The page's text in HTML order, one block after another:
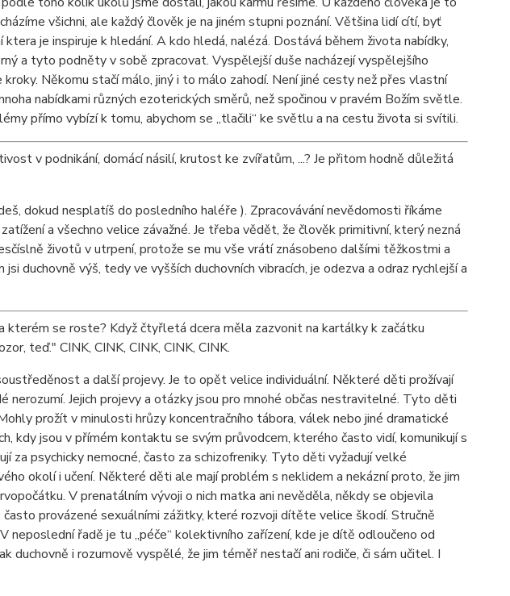
všichni, ale každý člověk je na jiném stupni poznání. Většina lidí cítí, byť
je inspiruje k hledání. A kdo hledá, nalézá. Dostává během života nabídky,
a tyto podněty v sobě zpracovat. Vyspělejší duše nacházejí vyspělejšího
Někomu stačí málo, jiný i to málo zahodí. Není jiné cesty než přes vlastní
nabídkami různých ezoterických směrů, než spočinou v pravém Božím světle.
přímo vybízí k tomu, abychom se „tlačili“ ke světlu a na cestu života si svítili.
v podnikání, domácí násilí, krutost ke zvířatům, ...? Je přitom hodně důležitá
dokud nesplatíš do posledního haléře ). Zpracovávání nevědomosti říkáme
a všechno velice závažné. Je třeba vědět, že člověk primitivní, který nezná
životů v utrpení, protože se mu vše vrátí znásobeno dalšími těžkostmi a
duchovně výš, tedy ve vyšších duchovních vibracích, je odezva a odraz rychlejší a
kterém se roste? Když čtyřletá dcera měla zazvonit na kartálky k začátku
teď." CINK, CINK, CINK, CINK, CINK.
a další projevy. Je to opět velice individuální. Některé děti prožívají
nerozumí. Jejich projevy a otázky jsou pro mnohé občas nestravitelné. Tyto děti
prožít v minulosti hrůzy koncentračního tábora, válek nebo jiné dramatické
kdy jsou v přímém kontaktu se svým průvodcem, kterého často vidí, komunikují s
za psychicky nemocné, často za schizofreniky. Tyto děti vyžadují velké
okolí i učení. Některé děti ale mají problém s neklidem a nekázní proto, že jim
V prenatálním vývoji o nich matka ani nevěděla, někdy se objevila
často provázené sexuálními zážitky, které rozvoji dítěte velice škodí. Stručně
neposlední řadě je tu „péče“ kolektivního zařízení, kde je dítě odloučeno od
i rozumově vyspělé, že jim téměř nestačí ani rodiče, či sám učitel. I